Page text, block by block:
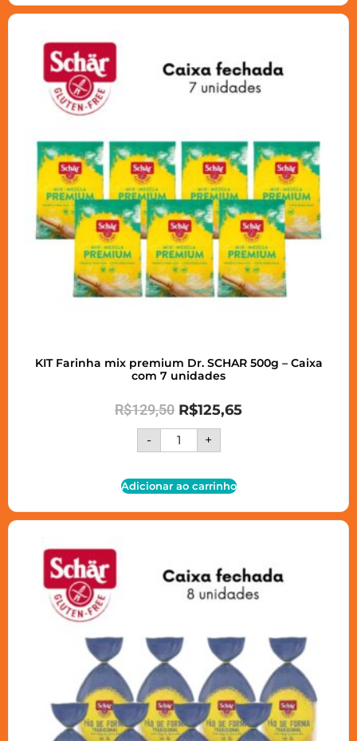
KIT Farinha mix premium Dr. SCHAR 500g – Caixa
com 7 unidades
R$129,50 R$125,65
- +
Adicionar ao carrinho